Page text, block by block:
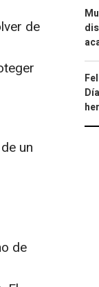
de
un
de